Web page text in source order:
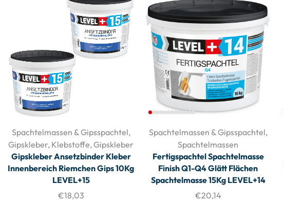
Spachtelmassen & Gipsspachtel,
Gipskleber, Klebstoffe,Gipskleber
Gipskleber Ansetzbinder Kleber
Innenbereich Riemchen Gips 10Kg
LEVEL+15
€18,03
Spachtelmassen & Gipsspachtel,
Spachtelmassen
Fertigspachtel Spachtelmasse
Finish Q1-Q4 Glätt Flächen
Spachtelmasse 15Kg LEVEL+14
€20,14